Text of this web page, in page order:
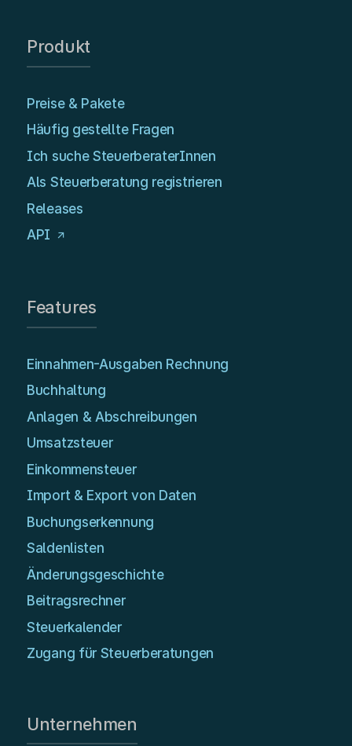
Produkt
Preise & Pakete
Häufig gestellte Fragen
Ich suche SteuerberaterInnen
Als Steuerberatung registrieren
Releases
API
Features
Einnahmen-Ausgaben Rechnung
Buchhaltung
Anlagen & Abschreibungen
Umsatzsteuer
Einkommensteuer
Import & Export von Daten
Buchungserkennung
Saldenlisten
Änderungsgeschichte
Beitragsrechner
Steuerkalender
Zugang für Steuerberatungen
Unternehmen